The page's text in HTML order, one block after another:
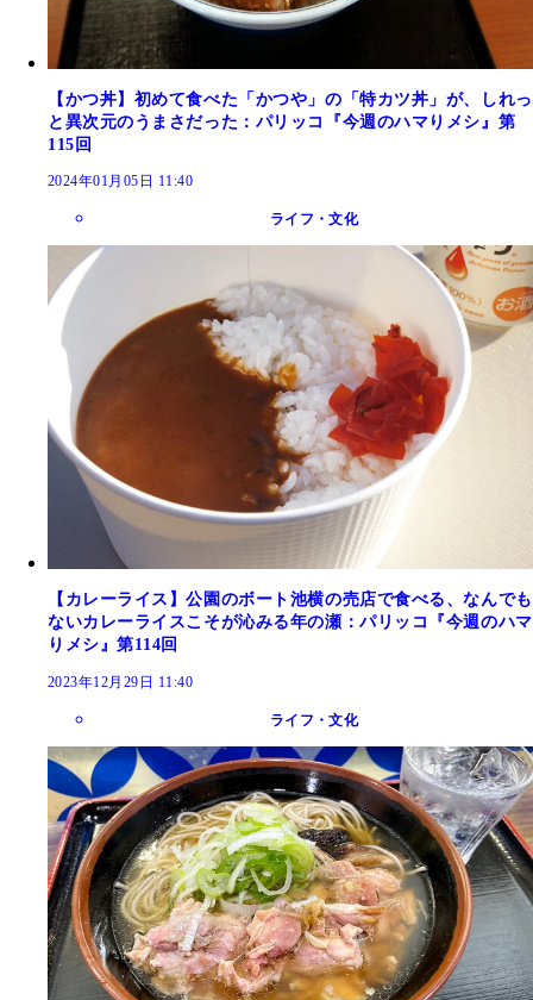
【かつ丼】初めて食べた「かつや」の「特カツ丼」が、しれっ
と異次元のうまさだった：パリッコ『今週のハマりメシ』第
115回
2024年01月05日 11:40
ライフ・文化
【カレーライス】公園のボート池横の売店で食べる、なんでも
ないカレーライスこそが沁みる年の瀬：パリッコ『今週のハマ
りメシ』第114回
2023年12月29日 11:40
ライフ・文化